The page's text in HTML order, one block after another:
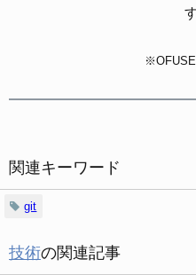
関連キーワード
git
技術の関連記事